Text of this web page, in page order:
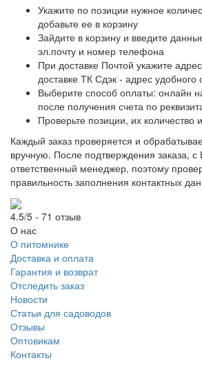
Укажите по позиции нужное
добавьте ее в корзину
Зайдите в корзину и введите
эл.почту и номер телефона
При доставке Почтой укажите
доставке ТК Сдэк - адрес удобного
Выберите способ оплаты: онлайн
после получения счета по
Проверьте позиции, их количество
Каждый заказ проверяется и
вручную. После подтверждения заказа, с
ответственный менеджер, поэтому
правильность заполнения контактных
4.5/5 - 71 отзыв
О нас
О питомнике
Доставка и оплата
Гарантия и возврат
Отследить заказ
Новости
Статьи для садоводов
Отзывы
Оптовикам
Контакты